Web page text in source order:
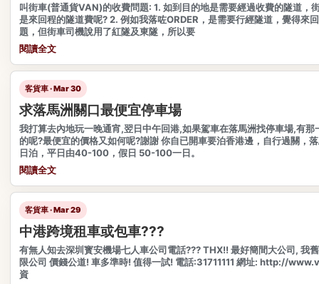
叫街車(普通貨VAN)的收費問題: 1. 如到目的地是需要經過收費的隧道，
是來回程的隧道費呢? 2. 例如我落咗ORDER，是需要行經隧道，覺得來
題，但街車司機說用了紅隧及東隧，所以要
閱讀全文
客貨車 · Mar 30
求落馬洲關口最便宜停車場
我打算去內地玩一晚通宵,翌日中午回港,如果駕車在落馬洲找停車場,有那
的呢?最便宜的價格又如何呢?謝謝 你自已開車要泊香港邊，自行過關，
日泊，平日由40-100，假日 50-100一日。
閱讀全文
客貨車 · Mar 29
中港跨境租車或包車???
有無人知去深圳寳安機場七人車公司電話??? THX!! 最好簡間大公司, 我
限公司 價錢公道! 車多準時! 值得一試! 電話:31711111 網址: http://
資